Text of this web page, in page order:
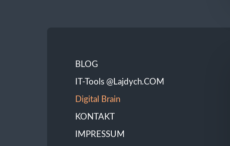
BLOG
IT-Tools @Lajdych.COM
Digital Brain
KONTAKT
IMPRESSUM